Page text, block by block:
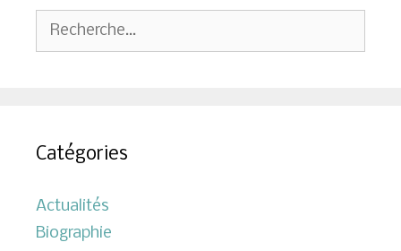
Rechercher :
Catégories
Actualités
Biographie